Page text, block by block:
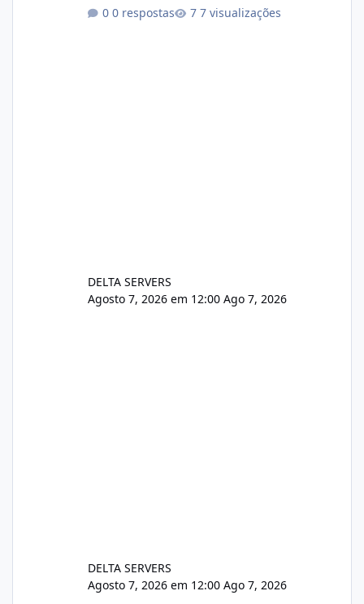
xjx23zz5f Criamos uma breve explicação:
0 respostas 7 visualizações
DELTA SERVERS
Agosto 7, 2026 em 12:00 Ago 7, 2026
DELTA SERVERS
Agosto 7, 2026 em 12:00 Ago 7, 2026